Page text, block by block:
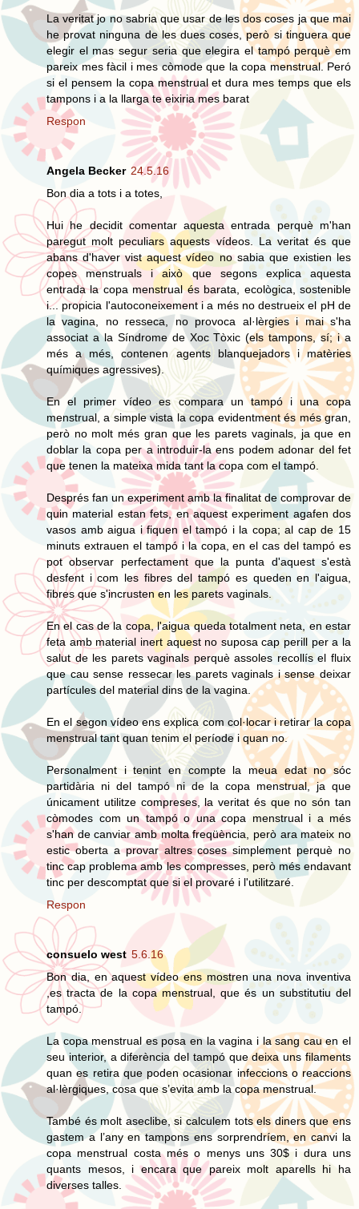
La veritat jo no sabria que usar de les dos coses ja que mai
he provat ninguna de les dues coses, però si tinguera que
elegir el mas segur seria que elegira el tampó perquè em
pareix mes fàcil i mes còmode que la copa menstrual. Peró
si el pensem la copa menstrual et dura mes temps que els
tampons i a la llarga te eixiria mes barat
Respon
Angela Becker 24.5.16
Bon dia a tots i a totes,
Hui he decidit comentar aquesta entrada perquè m'han
paregut molt peculiars aquests vídeos. La veritat és que
abans d'haver vist aquest vídeo no sabia que existien les
copes menstruals i això que segons explica aquesta
entrada la copa menstrual és barata, ecològica, sostenible
i... propicia l'autoconeixement i a més no destrueix el pH de
la vagina, no resseca, no provoca al·lèrgies i mai s'ha
associat a la Síndrome de Xoc Tòxic (els tampons, sí; i a
més a més, contenen agents blanquejadors i matèries
químiques agressives).
En el primer vídeo es compara un tampó i una copa
menstrual, a simple vista la copa evidentment és més gran,
però no molt més gran que les parets vaginals, ja que en
doblar la copa per a introduir-la ens podem adonar del fet
que tenen la mateixa mida tant la copa com el tampó.
Després fan un experiment amb la finalitat de comprovar de
quin material estan fets, en aquest experiment agafen dos
vasos amb aigua i fiquen el tampó i la copa; al cap de 15
minuts extrauen el tampó i la copa, en el cas del tampó es
pot observar perfectament que la punta d'aquest s'està
desfent i com les fibres del tampó es queden en l'aigua,
fibres que s'incrusten en les parets vaginals.
En el cas de la copa, l'aigua queda totalment neta, en estar
feta amb material inert aquest no suposa cap perill per a la
salut de les parets vaginals perquè assoles recollís el fluix
que cau sense ressecar les parets vaginals i sense deixar
partícules del material dins de la vagina.
En el segon vídeo ens explica com col·locar i retirar la copa
menstrual tant quan tenim el període i quan no.
Personalment i tenint en compte la meua edat no sóc
partidària ni del tampó ni de la copa menstrual, ja que
únicament utilitze compreses, la veritat és que no són tan
còmodes com un tampó o una copa menstrual i a més
s'han de canviar amb molta freqüència, però ara mateix no
estic oberta a provar altres coses simplement perquè no
tinc cap problema amb les compresses, però més endavant
tinc per descomptat que si el provaré i l'utilitzaré.
Respon
consuelo west 5.6.16
Bon dia, en aquest vídeo ens mostren una nova inventiva
,es tracta de la copa menstrual, que és un substitutiu del
tampó.
La copa menstrual es posa en la vagina i la sang cau en el
seu interior, a diferència del tampó que deixa uns filaments
quan es retira que poden ocasionar infeccions o reaccions
al·lèrgiques, cosa que s’evita amb la copa menstrual.
També és molt aseclibe, si calculem tots els diners que ens
gastem a l’any en tampons ens sorprendríem, en canvi la
copa menstrual costa més o menys uns 30$ i dura uns
quants mesos, i encara que pareix molt aparells hi ha
diverses talles.